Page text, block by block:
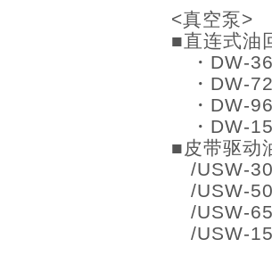
<真空泵>
■直连式油
・DW-
・DW-
・DW-
・DW-
■皮带驱动
/USW-
/USW-
/USW-
/USW-